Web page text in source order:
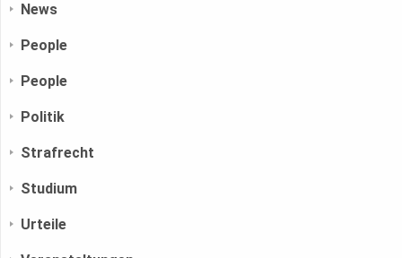
News
People
People
Politik
Strafrecht
Studium
Urteile